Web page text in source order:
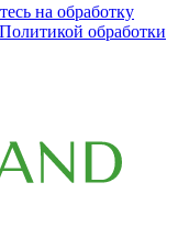
на обработку
Политикой обработки